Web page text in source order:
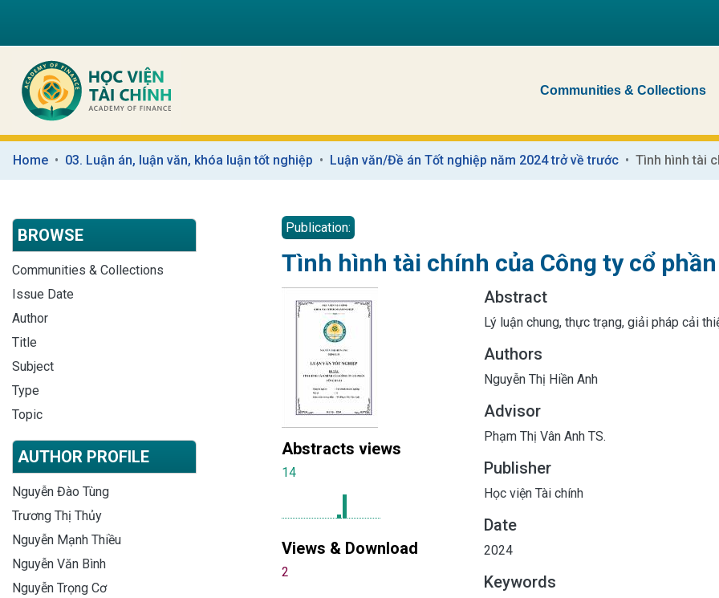
Communities & Collections
Home 03. Luận án, luận văn, khóa luận tốt nghiệp Luận văn/Đề án Tốt nghiệp năm 2024 trở về trước Tình hình tài
BROWSE
Communities & Collections
Issue Date
Author
Title
Subject
Type
Topic
AUTHOR PROFILE
Nguyễn Đào Tùng
Trương Thị Thủy
Nguyễn Mạnh Thiều
Nguyễn Văn Bình
Nguyễn Trọng Cơ
Publication:
Tình hình tài chính của Công ty cổ
Abstracts views
14
Views & Download
2
Abstract
Lý luận chung, thực trạng, giải pháp cải
Authors
Nguyễn Thị Hiền Anh
Advisor
Phạm Thị Vân Anh TS.
Publisher
Học viện Tài chính
Date
2024
Keywords